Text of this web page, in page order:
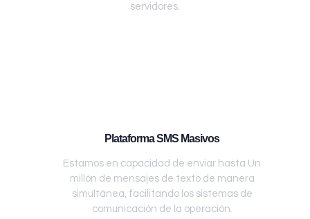
servidores.
Plataforma SMS Masivos
Estamos en capacidad de enviar hasta Un
millón de mensajes de texto de manera
simultánea, facilitando los sistemas de
comunicación de la operación.